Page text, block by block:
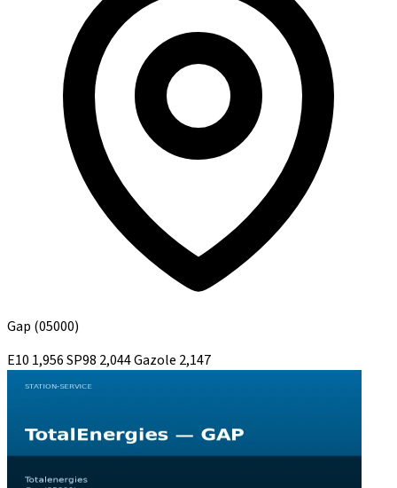
Gap (05000)
E10 1,956SP98 2,044Gazole 2,147